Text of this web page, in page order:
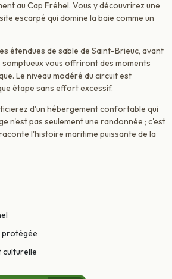
au Cap Fréhel. Vous y découvrirez une
escarpé qui domine la baie comme un
étendues de sable de Saint-Brieuc, avant
vous offriront des moments
Le niveau modéré du circuit est
étape sans effort excessif.
d'un hébergement confortable qui
n'est pas seulement une randonnée ; c'est
l'histoire maritime puissante de la
protégée
culturelle